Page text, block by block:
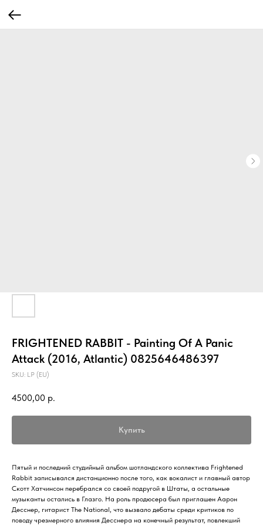
FRIGHTENED RABBIT - Painting Of A Panic
Attack (2016, Atlantic) 0825646486397
SKU: LP (EU)
4500,00 р.
Купить
Пятый и последний студийный альбом шотландского коллектива Frightened
Rabbit записывался дистанционно после того, как вокалист и главный автор
Скотт Хатчинсон перебрался со своей подругой в Штаты, а остальные
музыканты остались в Глазго. На роль продюсера был приглашен Аарон
Десснер, гитарист The National, что вызвало дебаты среди критиков по
поводу чрезмерного влияния Десснера на конечный результат, повлекший